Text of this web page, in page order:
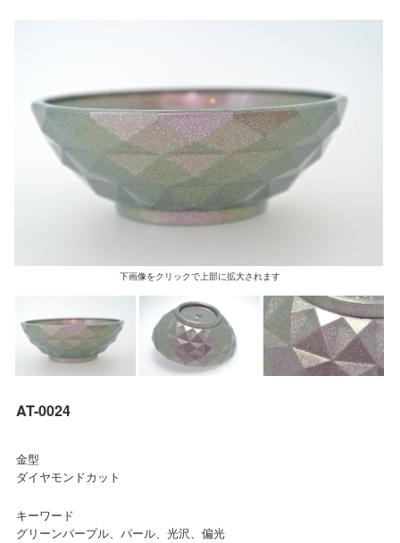
下画像をクリックで上部に拡大されます
AT-0024
金型
ダイヤモンドカット
キーワード
グリーンパープル、パール、光沢、偏光